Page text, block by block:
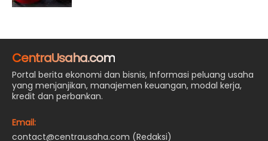
CentraUsaha.com
Portal berita ekonomi dan bisnis, Informasi peluang usaha
yang menjanjikan, manajemen keuangan, modal kerja,
kredit dan perbankan.
Email:
contact@centrausaha.com (Redaksi)